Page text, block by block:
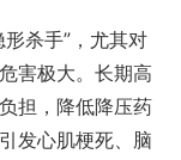
杀手”，尤其对
害极大。长期高
担，降低降压药
发心肌梗死、脑